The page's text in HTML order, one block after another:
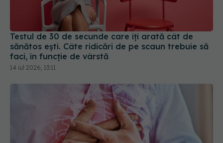
Testul de 30 de secunde care îți arată cât de
sănătos ești. Câte ridicări de pe scaun trebuie să
faci, în funcție de vârstă
14 iul 2026, 13:11